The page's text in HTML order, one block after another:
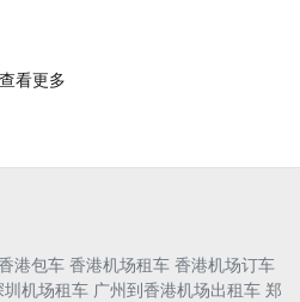
查看更多
港包车 香港机场租车 香港机场订车
圳机场租车 广州到香港机场出租车 郑